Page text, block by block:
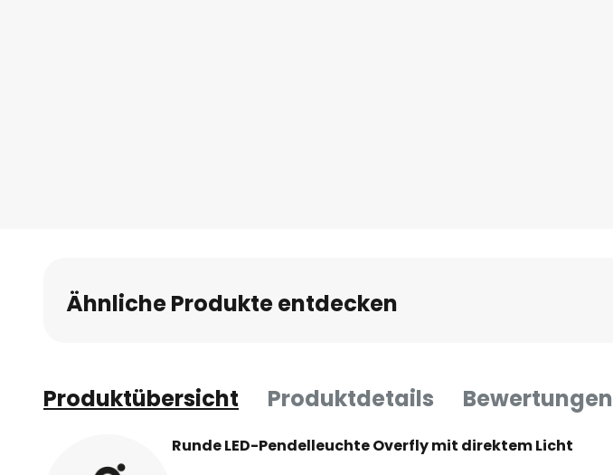
Ähnliche Produkte entdecken
Produktübersicht Produktdetails Bewertungen
Runde LED-Pendelleuchte Overfly mit direktem Licht